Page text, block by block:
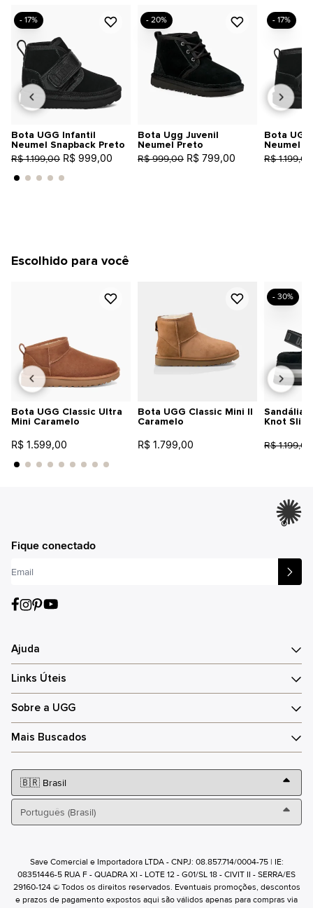
Bota UGG Infantil
Neumel Snapback Preto
R$ 1.199,00 R$ 999,00
- 17%
Bota Ugg Juvenil
Neumel Preto
R$ 999,00 R$ 799,00
- 20%
Bota
Neumel
R$ 1.199,00
- 17%
Escolhido para você
Bota UGG Classic Ultra
Mini Caramelo
R$ 1.599,00
Bota UGG Classic Mini II
Caramelo
R$ 1.799,00
Sandália
Knot
R$ 1.199,00
- 30%
®
Fique conectado
Ajuda
Links Úteis
Sobre a UGG
Mais Buscados
Save Comercial e Importadora LTDA - CNPJ: 08.857.714/0004-75 | IE:
08351446-5 RUA F - QUADRA XI - LOTE 12 - G01/SL 18 - CIVIT II - SERRA/ES
29160-124 © Todos os direitos reservados. Eventuais promoções, descontos
e prazos de pagamento expostos aqui são válidos apenas para compras via